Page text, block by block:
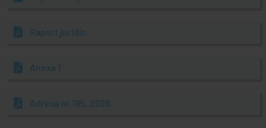
Raport juridic
Anexa 1
Adresa nr.185_2026